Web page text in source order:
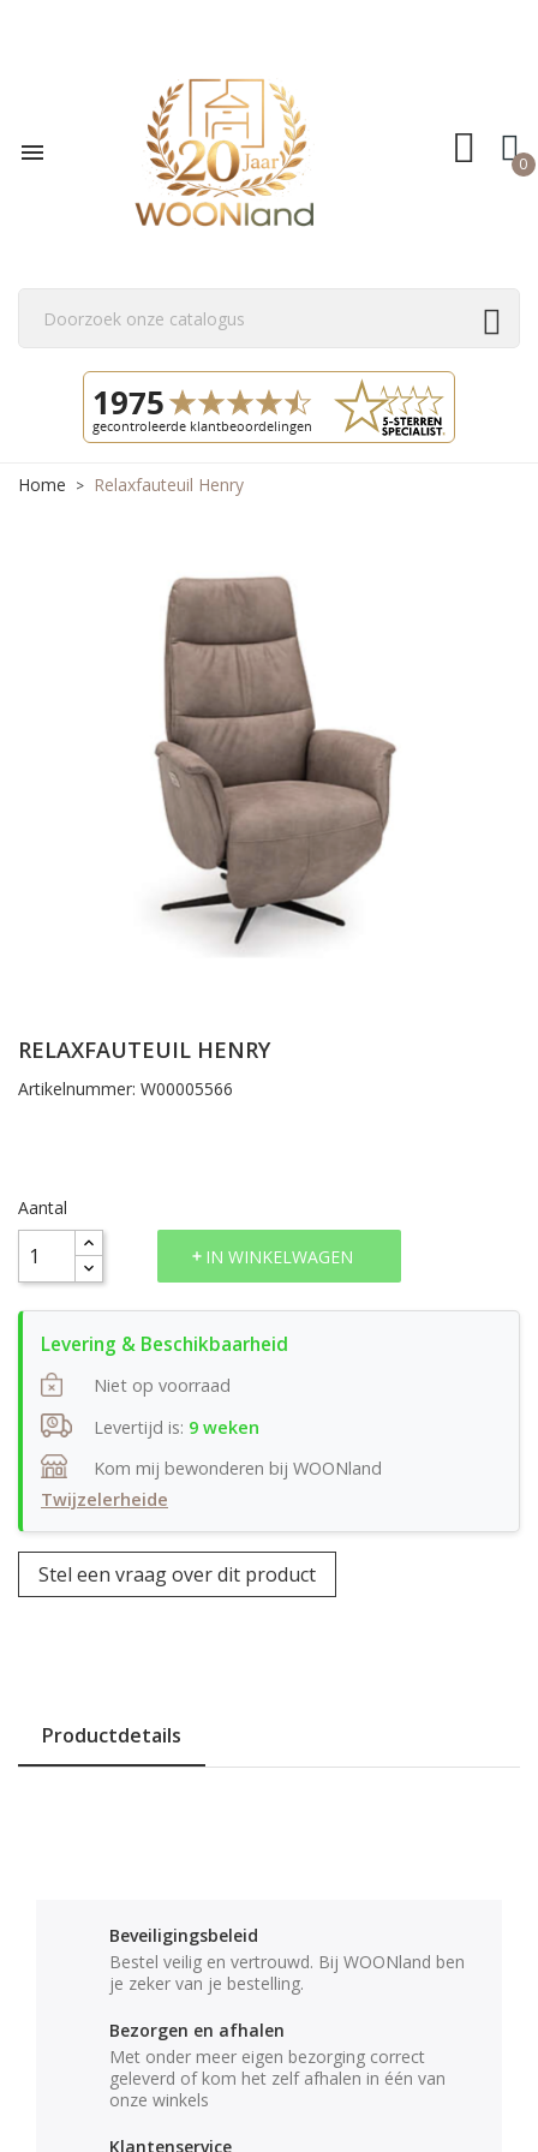
 0
Home Relaxfauteuil Henry
RELAXFAUTEUIL HENRY
Artikelnummer: W00005566
Aantal
IN WINKELWAGEN
Niet op voorraad
Levertijd is: 9 weken
Kom mij bewonderen bij WOONland
Twijzelerheide
Stel een vraag over dit product
Productdetails
Beveiligingsbeleid
Bestel veilig en vertrouwd. Bij WOONland ben
je zeker van je bestelling.
Bezorgen en afhalen
Met onder meer eigen bezorging correct
geleverd of kom het zelf afhalen in één van
onze winkels
Klantenservice